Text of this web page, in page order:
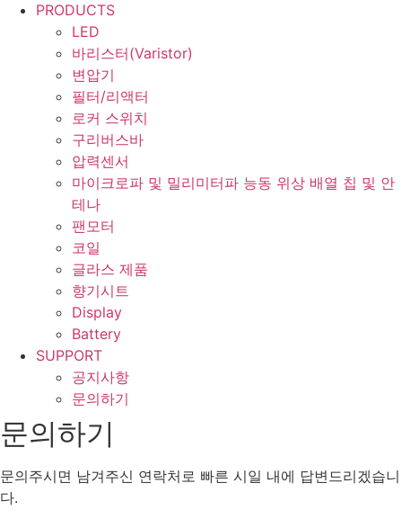
PRODUCTS
LED
바리스터(Varistor)
변압기
필터/리액터
로커 스위치
구리버스바
압력센서
마이크로파 및 밀리미터파 능동 위상 배열 칩 및 안
테나
팬모터
코일
글라스 제품
향기시트
Display
Battery
SUPPORT
공지사항
문의하기
문의하기
문의주시면 남겨주신 연락처로 빠른 시일 내에 답변드리겠습니
다.